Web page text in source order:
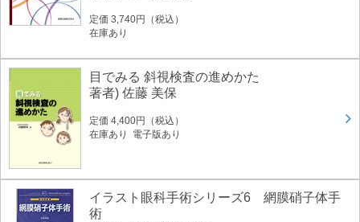
定価 3,740円（税込）
在庫あり
目でみる 斜視検査の進めかた
著者) 佐藤 美保
定価 4,400円（税込）
在庫あり 電子版あり
イラスト眼科手術シリーズ6 網膜硝子体手
術